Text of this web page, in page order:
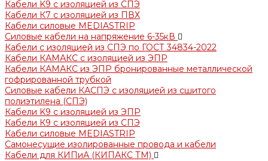
Кабели K9 с изоляцией из СПЭ
Кабели К7 с изоляцией из ПВХ
Кабели силовые MEDIASTRIP
Силовые кабели на напряжение 6-35кВ
Кабели с изоляцией из СПЭ по ГОСТ 34834-2022
Кабели КАМАКС с изоляцией из ЭПР
Кабели КАМАКС из ЭПР бронированные металлической
гофрированной трубкой
Силовые кабели КАСПЭ с изоляцией из сшитого
полиэтилена (СПЭ)
Кабели K9 с изоляцией из ЭПР
Кабели К9 с изоляцией из СПЭ
Кабели силовые MEDIASTRIP
Самонесущие изолированные провода и кабели
Кабели для КИПиА (КИПАКС ТМ)